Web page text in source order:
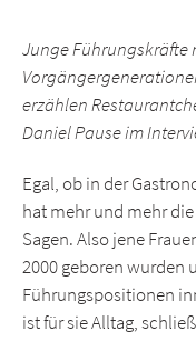
Junge Führungskräfte
erzählen
Daniel Pause im
Egal, ob in der
hat mehr und mehr
Sagen. Also jene
2000 geboren wurden
Führungspositionen
ist für sie Alltag,